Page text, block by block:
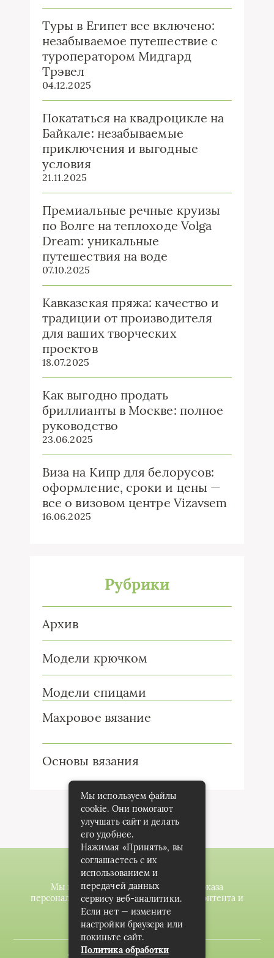
Туры в Египет все включено:
незабываемое путешествие с
туроператором Мидгард
Трэвел
04.12.2025
Покататься на квадроцикле на
Байкале: незабываемые
приключения и выгодные
условия
21.11.2025
Премиальные речные круизы
по Волге на теплоходе Volga
Dream: уникальные
путешествия на воде
07.10.2025
Кавказская пряжа: качество и
традиции от производителя
для ваших творческих
проектов
18.07.2025
Как выгодно продать
бриллианты в Москве: полное
руководство
23.06.2025
Виза на Кипр для белорусов:
оформление, сроки и цены —
все о визовом центре Vizavsem
16.06.2025
Рубрики
Архив
Модели крючком
Модели спицами
Махровое вязание
Основы вязания
Мы используем файлы cookie для показа
персонализированной рекламы и/или контента и
анализа нашего трафика.
Мы используем файлы
cookie. Они помогают
улучшать сайт и делать
его удобнее.
Нажимая «Принять», вы
соглашаетесь с их
использованием и
передачей данных
сервису веб-аналитики.
Если нет — измените
настройки браузера или
покиньте сайт.
Политика обработки